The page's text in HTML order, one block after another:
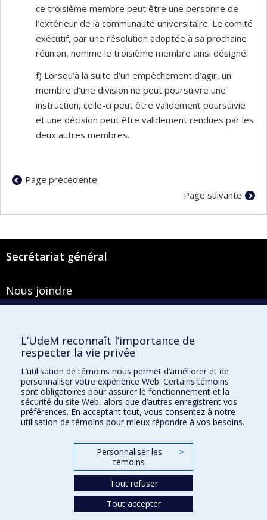
ce troisième membre peut être une personne de
l’extérieur de la communauté universitaire. Le comité
exécutif, par une résolution adoptée à sa prochaine
réunion, nomme le troisième membre ainsi désigné.
f) Lorsqu’à la suite d’un empêchement d’agir, un
membre d’une division ne peut poursuivre une
instruction, celle-ci peut être validement poursuivie
et une décision peut être validement rendues par les
deux autres membres.
Page précédente
Page suivante
Secrétariat général
Nous joindre
Montréal (Québec) H3T 1J4
Courriel :secretariat-general@umontreal.ca
Admission
Plan du site
Accessibilité
Accès au portail sécurisé du Secrétariat général
Recherche dans le vade-mecum
L’UdeM reconnaît l’importance de
respecter la vie privée
L’utilisation de témoins nous permet d’améliorer et de
personnaliser votre expérience Web. Certains témoins
sont obligatoires pour assurer le fonctionnement et la
sécurité du site Web, alors que d’autres enregistrent vos
préférences. En acceptant tout, vous consentez à notre
utilisation de témoins pour mieux répondre à vos besoins.
Personnaliser les
témoins
>
Tout refuser
Tout accepter